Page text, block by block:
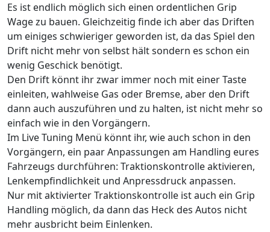
Es ist endlich möglich sich einen ordentlichen Grip
Wage zu bauen. Gleichzeitig finde ich aber das Driften
um einiges schwieriger geworden ist, da das Spiel den
Drift nicht mehr von selbst hält sondern es schon ein
wenig Geschick benötigt.
Den Drift könnt ihr zwar immer noch mit einer Taste
einleiten, wahlweise Gas oder Bremse, aber den Drift
dann auch auszuführen und zu halten, ist nicht mehr so
einfach wie in den Vorgängern.
Im Live Tuning Menü könnt ihr, wie auch schon in den
Vorgängern, ein paar Anpassungen am Handling eures
Fahrzeugs durchführen: Traktionskontrolle aktivieren,
Lenkempfindlichkeit und Anpressdruck anpassen.
Nur mit aktivierter Traktionskontrolle ist auch ein Grip
Handling möglich, da dann das Heck des Autos nicht
mehr ausbricht beim Einlenken.